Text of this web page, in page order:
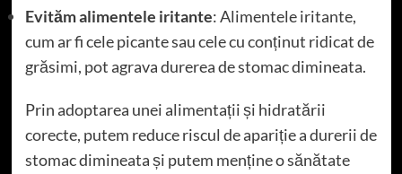
Evităm alimentele iritante: Alimentele iritante,
cum ar fi cele picante sau cele cu conținut ridicat de
grăsimi, pot agrava durerea de stomac dimineata.
Prin adoptarea unei alimentații și hidratării
corecte, putem reduce riscul de apariție a durerii de
stomac dimineata și putem menține o sănătate